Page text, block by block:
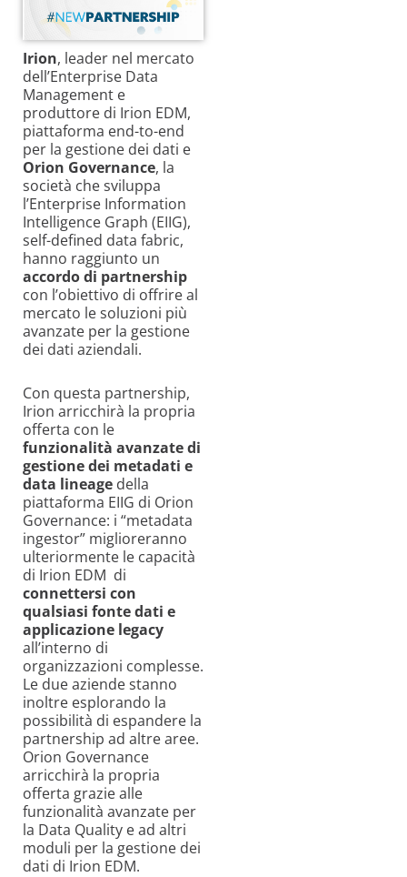
Irion, leader nel mercato
dell’Enterprise Data
Management e
produttore di Irion EDM,
piattaforma end-to-end
per la gestione dei dati e
Orion Governance, la
società che sviluppa
l’Enterprise Information
Intelligence Graph (EIIG),
self-defined data fabric,
hanno raggiunto un
accordo di partnership
con l’obiettivo di offrire al
mercato le soluzioni più
avanzate per la gestione
dei dati aziendali.
Con questa partnership,
Irion arricchirà la propria
offerta con le
funzionalità avanzate di
gestione dei metadati e
data lineage della
piattaforma EIIG di Orion
Governance: i “metadata
ingestor” miglioreranno
ulteriormente le capacità
di Irion EDM di
connettersi con
qualsiasi fonte dati e
applicazione legacy
all’interno di
organizzazioni complesse.
Le due aziende stanno
inoltre esplorando la
possibilità di espandere la
partnership ad altre aree.
Orion Governance
arricchirà la propria
offerta grazie alle
funzionalità avanzate per
la Data Quality e ad altri
moduli per la gestione dei
dati di Irion EDM.